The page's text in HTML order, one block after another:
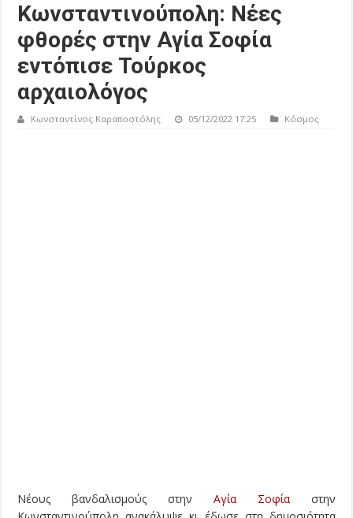
Κωνσταντινούπολη: Νέες
φθορές στην Αγία Σοφία
εντόπισε Τούρκος
αρχαιολόγος
Κωνσταντίνος Καραποστόλης 05/12/2022 17:25 Κόσμος
Νέους βανδαλισμούς στην Αγία Σοφίαστην